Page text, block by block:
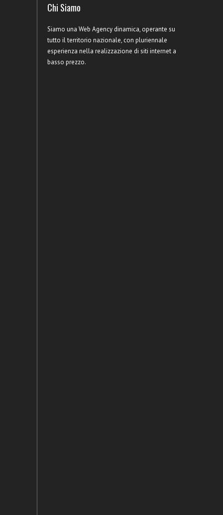
Chi Siamo
Siamo una Web Agency dinamica, operante su
tutto il territorio nazionale, con pluriennale
esperienza nella realizzazione di siti internet a
basso prezzo.